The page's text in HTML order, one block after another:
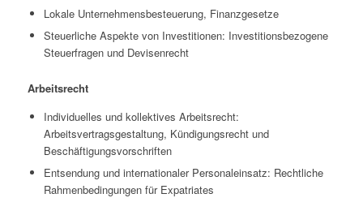
Lokale Unternehmensbesteuerung, Finanzgesetze
Steuerliche Aspekte von Investitionen: Investitionsbezogene
Steuerfragen und Devisenrecht
Arbeitsrecht
Individuelles und kollektives Arbeitsrecht:
Arbeitsvertragsgestaltung, Kündigungsrecht und
Beschäftigungsvorschriften
Entsendung und internationaler Personaleinsatz: Rechtliche
Rahmenbedingungen für Expatriates